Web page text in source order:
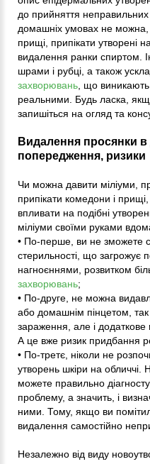
до прийняття неправильних
домашніх умовах не можна,
прищі, припікати утворені
видалення ранки спиртом.
шрами і рубці, а також
захворювань , що
реальними. Будь ласка,
запишіться на огляд та
Видалення просянки
попередження, ризики
Чи можна давити міліуми,
припікати комедони і
впливати на подібні
міліуми своїми руками
• По-перше, ви не зможете
стерильності, що загрожує
нагноєннями, розвитком
захворювань;
• По-друге, не можна
або домашнім пінцетом,
зараження, але і
А це вже ризик придбання
• По-третє, ніколи не
утворень шкіри на
можете правильно
проблему, а значить, і
ними. Тому, якщо ви
видалення самостійно
Незалежно від виду